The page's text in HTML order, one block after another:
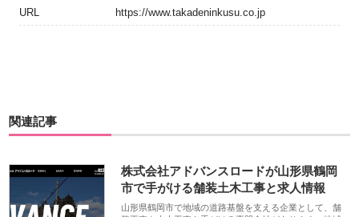
URL https://www.takadeninkusu.co.jp
関連記事
株式会社アドバンスロードが山形県鶴岡
市で手がける舗装土木工事と求人情報
山形県鶴岡市で地域の道路基盤を支える企業として、舗